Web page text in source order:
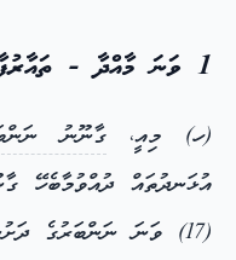
1 ވަނަ މާއްދާ - ތައާރުފާއި ނަން
(ހ) މިއީ،ގާނޫނު ނަންބަރު
(17) ވަނަ ނަންބަރުގެ